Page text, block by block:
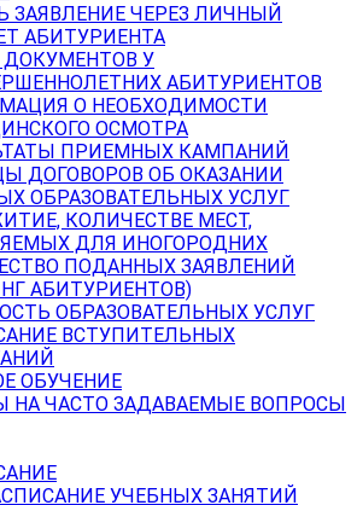
ЗАЯВЛЕНИЕ ЧЕРЕЗ ЛИЧНЫЙ
АБИТУРИЕНТА
У
АБИТУРИЕНТОВ
О НЕОБХОДИМОСТИ
ОСМОТРА
ПРИЕМНЫХ КАМПАНИЙ
ДОГОВОРОВ ОБ ОКАЗАНИИ
ОБРАЗОВАТЕЛЬНЫХ УСЛУГ
КОЛИЧЕСТВЕ МЕСТ,
ДЛЯ ИНОГОРОДНИХ
ПОДАННЫХ ЗАЯВЛЕНИЙ
АБИТУРИЕНТОВ)
ОБРАЗОВАТЕЛЬНЫХ УСЛУГ
ВСТУПИТЕЛЬНЫХ
ОБУЧЕНИЕ
НА ЧАСТО ЗАДАВАЕМЫЕ ВОПРОСЫ
УЧЕБНЫХ ЗАНЯТИЙ